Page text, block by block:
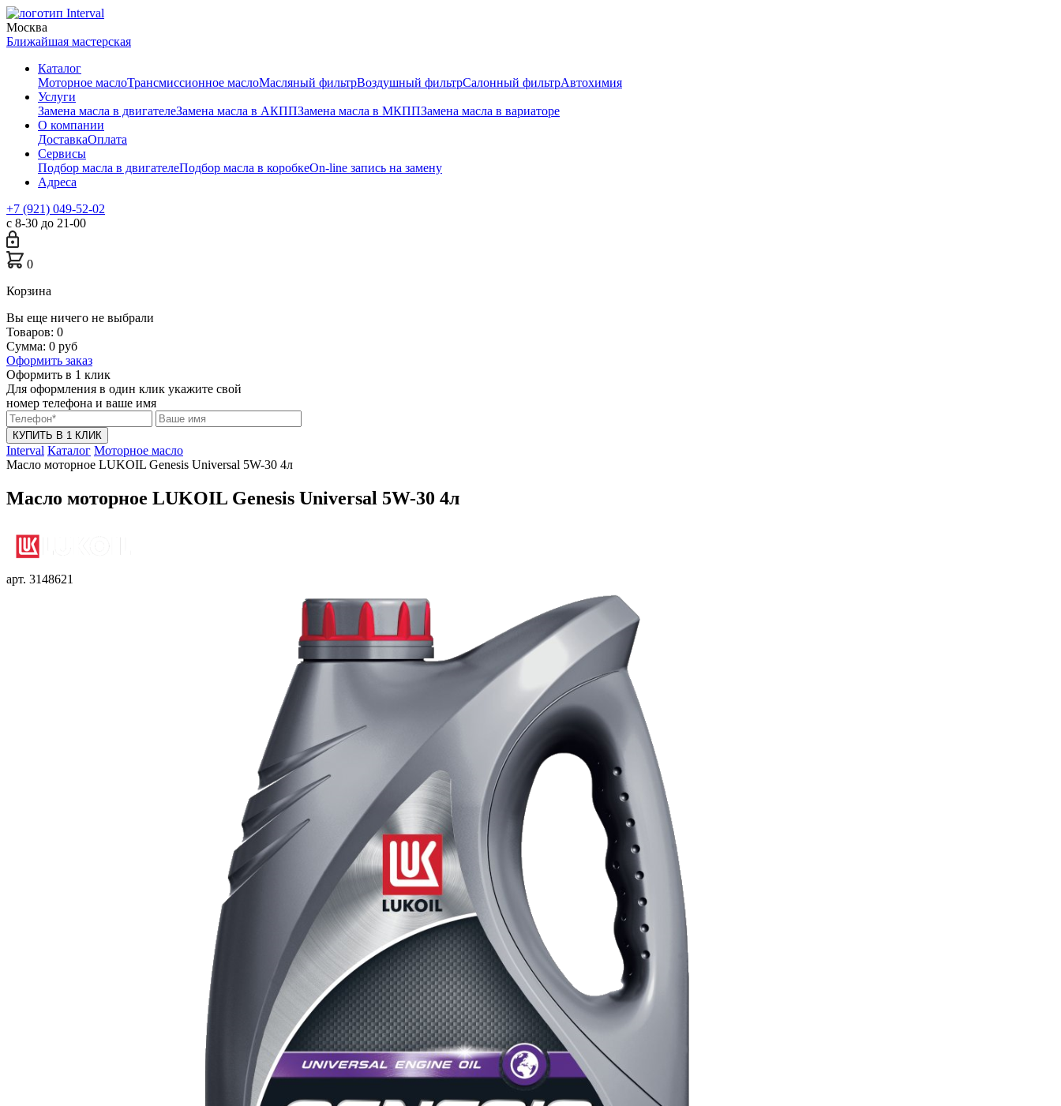
Москва
Ближайшая мастерская
Каталог
Моторное маслоТрансмиссионное маслоМасляный фильтрВоздушный фильтрСалонный фильтрАвтохимия
Услуги
Замена масла в двигателеЗамена масла в АКППЗамена масла в МКППЗамена масла в вариаторе
О компании
ДоставкаОплата
Сервисы
Подбор масла в двигателеПодбор масла в коробкеOn-line запись на замену
Адреса
+7 (921) 049-52-02
с 8-30 до 21-00
0
Корзина
Вы еще ничего не выбрали
Товаров: 0
Сумма: 0 руб
Оформить заказ
Оформить в 1 клик
Для оформления в один клик укажите свой
номер телефона и ваше имя
КУПИТЬ В 1 КЛИК
Interval Каталог Моторное масло
Масло моторное LUKOIL Genesis Universal 5W-30 4л
Масло моторное LUKOIL Genesis Universal 5W-30 4л
арт. 3148621